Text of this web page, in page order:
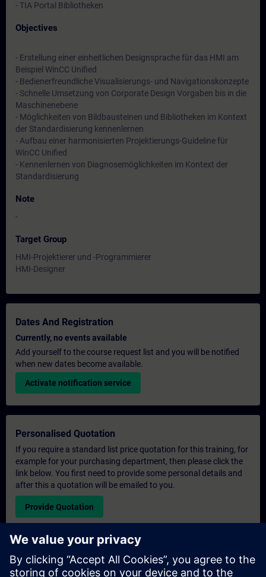
- TIA Portal Bibliotheken
Objectives
- Erstellung einer einheitlichen Designsprache für das HMI am
Beispiel WinCC Unified
- Bedienerfreundliche Visualisierungs- und Navigationskonzepte
- Schnelle Umsetzung von Corporate Design Vorgaben bis in die
Maschinenebene
- Möglichkeiten von Bildbausteinen und Bibliotheken im Kontext
der Standardisierung kennenlernen
- Aufbau einer harmonisierten Projektierungs-Guideline für
WinCC Unified
- Kennenlernen von Diagnosemöglichkeiten im Kontext der
Standardisierung
Note
-
Target Group
HMI-Projektierer und -Programmierer
HMI-Designer
Dates And Registration
Currently, no events available
Add yourself to the course request list and you will be notified
when new dates become available.
Activate notification service
Personalised Quotation
If you require a standard list price quotation for this training, for
example for your purchasing department, then please click the
link below. You first need to provide some personal details and
after this a quotation will be emailed to you.
Provide Quotation
Exclusive Training Enquiry
Please complete the enquiry form below if you require a